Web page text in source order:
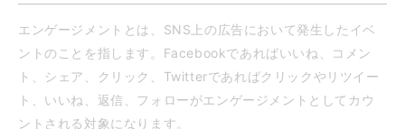
エンゲージメントとは、SNS上の広告において発生したイベ
ントのことを指します。Facebookであればいいね、コメン
ト、シェア、クリック、Twitterであればクリックやリツイー
ト、いいね、返信、フォローがエンゲージメントとしてカウ
ントされる対象になります。